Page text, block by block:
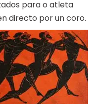
para o atleta
directo por un coro.